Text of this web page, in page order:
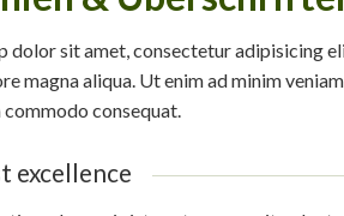
im
Poppelsdorf
dolor sit amet, consectetur adipisicing
magna aliqua. Ut enim ad minim
commodo consequat.
excellence